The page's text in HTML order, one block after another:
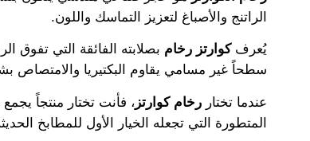
الراتنج والأصباغ لتعزيز التماسك واللون.
يُعرفكوارتز رخام بصلابته الفائقة التي
سطحاً غير مسامي يقاوم البكتيريا والامتصاص
عندما تختار رخام كوارتز ، فأنت تختار منتجاً
المتطورة التي تجعله الخيار الأول للمطابخ